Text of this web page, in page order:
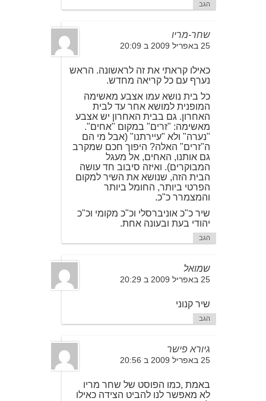
הגב
שחר-מריו
25 באפריל 2009 ב 20:09
כאילו קראתי את זה לראשונה. הראש
נערף עם כל קריאה מחדש.
כל בית נושא עמו אצבע מאשימה
המופנית למושא אחר עד לבית
האחרון. גם בבית האחרון יש אצבע
מאשימה: "זרים" במקום "אחים".
"נערה" ולא "עיירתנו" (אבל מי הם
ה"זרים" האלה? היפוך חכם שמקרב
גם אותנו, האחים, אל מעגל
המבוקרים). ואיזה סיבוב חד עושה
הבית הזה, שנושא את השיר למקום
הפרטי ביותר, החומל ביותר
והמצמרר כ"כ.
שיר כ"כ אוניברסלי וכ"כ מקומי וכ"כ
יהודי בעת ובעונה אחת.
הגב
שמואל
25 באפריל 2009 ב 20:29
שיר קנוני
הגב
גיורא פישר
25 באפריל 2009 ב 20:56
באמת ,כמו הפוסט של שחר מריו
לא מאפשר לנו להביט הצידה כאילו